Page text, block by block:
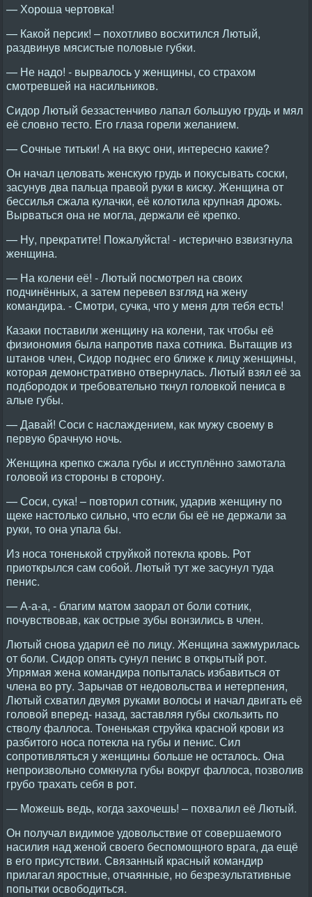
— Хороша чертовка!
— Какой персик! – похотливо восхитился Лютый,
раздвинув мясистые половые губки.
— Не надо! - вырвалось у женщины, со страхом
смотревшей на насильников.
Сидор Лютый беззастенчиво лапал большую грудь и мял
её словно тесто. Его глаза горели желанием.
— Сочные титьки! А на вкус они, интересно какие?
Он начал целовать женскую грудь и покусывать соски,
засунув два пальца правой руки в киску. Женщина от
бессилья сжала кулачки, её колотила крупная дрожь.
Вырваться она не могла, держали её крепко.
— Ну, прекратите! Пожалуйста! - истерично взвизгнула
женщина.
— На колени её! - Лютый посмотрел на своих
подчинённых, а затем перевел взгляд на жену
командира. - Смотри, сучка, что у меня для тебя есть!
Казаки поставили женщину на колени, так чтобы её
физиономия была напротив паха сотника. Вытащив из
штанов член, Сидор поднес его ближе к лицу женщины,
которая демонстративно отвернулась. Лютый взял её за
подбородок и требовательно ткнул головкой пениса в
алые губы.
— Давай! Соси с наслаждением, как мужу своему в
первую брачную ночь.
Женщина крепко сжала губы и исступлённо замотала
головой из стороны в сторону.
— Соси, сука! – повторил сотник, ударив женщину по
щеке настолько сильно, что если бы её не держали за
руки, то она упала бы.
Из носа тоненькой струйкой потекла кровь. Рот
приоткрылся сам собой. Лютый тут же засунул туда
пенис.
— А-а-а, - благим матом заорал от боли сотник,
почувствовав, как острые зубы вонзились в член.
Лютый снова ударил её по лицу. Женщина зажмурилась
от боли. Сидор опять сунул пенис в открытый рот.
Упрямая жена командира попыталась избавиться от
члена во рту. Зарычав от недовольства и нетерпения,
Лютый схватил двумя руками волосы и начал двигать её
головой вперед- назад, заставляя губы скользить по
стволу фаллоса. Тоненькая струйка красной крови из
разбитого носа потекла на губы и пенис. Сил
сопротивляться у женщины больше не осталось. Она
непроизвольно сомкнула губы вокруг фаллоса, позволив
грубо трахать себя в рот.
— Можешь ведь, когда захочешь! – похвалил её Лютый.
Он получал видимое удовольствие от совершаемого
насилия над женой своего беспомощного врага, да ещё
в его присутствии. Связанный красный командир
прилагал яростные, отчаянные, но безрезультативные
попытки освободиться.